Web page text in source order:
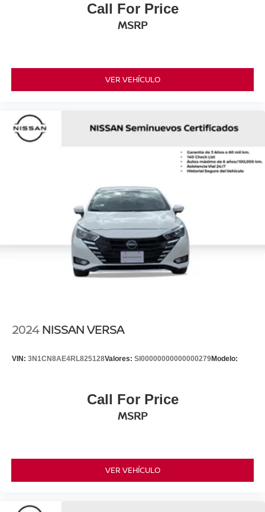
Call For Price
MSRP
VER VEHÍCULO
2024 NISSAN VERSA
VIN: 3N1CN8AE4RL825128Valores: SI00000000000000279Modelo:
Call For Price
MSRP
VER VEHÍCULO